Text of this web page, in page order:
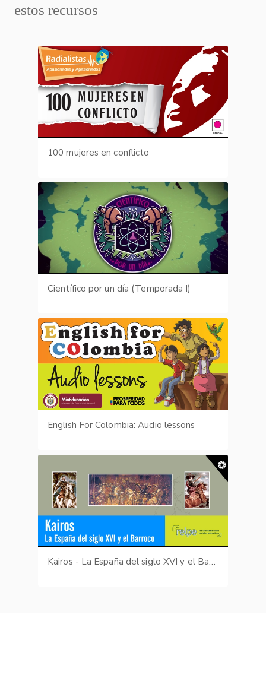
estos recursos
100 mujeres en conflicto
Científico por un día (Temporada I)
English For Colombia: Audio lessons
Kairos - La España del siglo XVI y el Barroco